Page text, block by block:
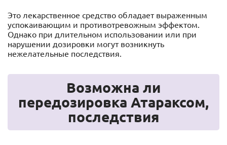
Это лекарственное средство обладает выраженным
успокаивающим и противотревожным эффектом.
Однако при длительном использовании или при
нарушении дозировки могут возникнуть
нежелательные последствия.
Возможна ли
передозировка Атараксом,
последствия